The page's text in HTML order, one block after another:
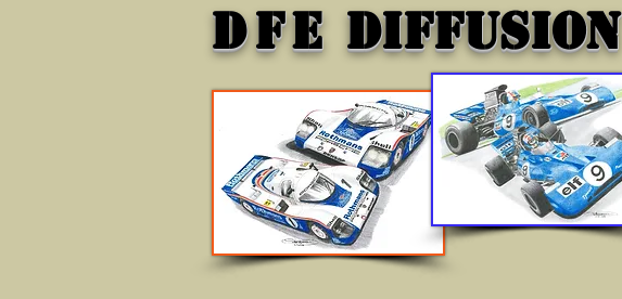
DFE DIFFUSION